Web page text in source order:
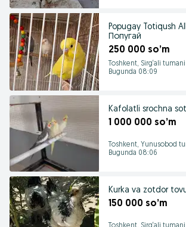
Popugay Totiqush
Попугай
250 000 so’m
Toshkent, Sirg‘ali tumani
Bugunda 08:09
Kafolatli srochna
1 000 000 so’m
Toshkent, Yunusobod
Bugunda 08:06
Kurka va zotdor
150 000 so’m